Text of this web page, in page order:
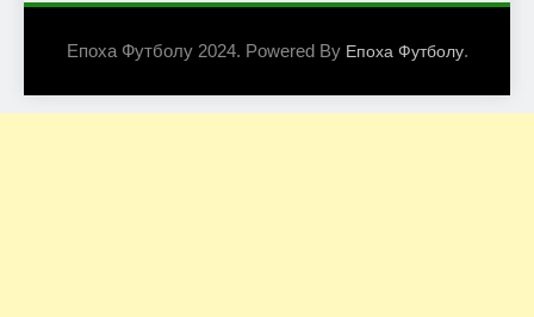
Епоха Футболу 2024. Powered By Епоха Футболу.